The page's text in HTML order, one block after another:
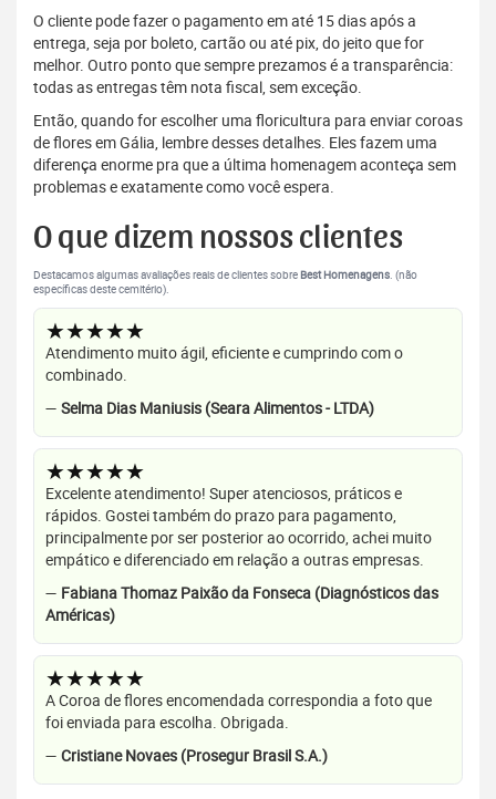
O cliente pode fazer o pagamento em até 15 dias após a
entrega, seja por boleto, cartão ou até pix, do jeito que for
melhor. Outro ponto que sempre prezamos é a transparência:
todas as entregas têm nota fiscal, sem exceção.
Então, quando for escolher uma floricultura para enviar coroas
de flores em Gália, lembre desses detalhes. Eles fazem uma
diferença enorme pra que a última homenagem aconteça sem
problemas e exatamente como você espera.
O que dizem nossos clientes
Destacamos algumas avaliações reais de clientes sobre Best Homenagens. (não
específicas deste cemitério).
★★★★★
Atendimento muito ágil, eficiente e cumprindo com o
combinado.
— Selma Dias Maniusis (Seara Alimentos - LTDA)
★★★★★
Excelente atendimento! Super atenciosos, práticos e
rápidos. Gostei também do prazo para pagamento,
principalmente por ser posterior ao ocorrido, achei muito
empático e diferenciado em relação a outras empresas.
— Fabiana Thomaz Paixão da Fonseca (Diagnósticos das
Américas)
★★★★★
A Coroa de flores encomendada correspondia a foto que
foi enviada para escolha. Obrigada.
— Cristiane Novaes (Prosegur Brasil S.A.)